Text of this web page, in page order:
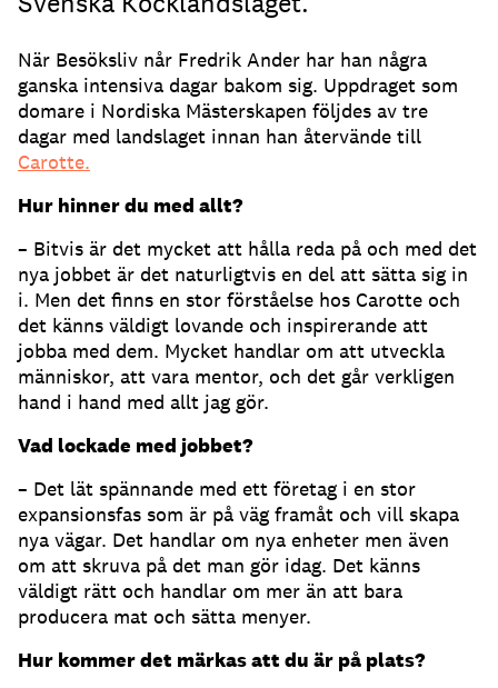
När Besöksliv når Fredrik Ander har han några
ganska intensiva dagar bakom sig. Uppdraget som
domare i Nordiska Mästerskapen följdes av tre
dagar med landslaget innan han återvände till
Carotte.
Hur hinner du med allt?
– Bitvis är det mycket att hålla reda på och med det
nya jobbet är det naturligtvis en del att sätta sig in
i. Men det finns en stor förståelse hos Carotte och
det känns väldigt lovande och inspirerande att
jobba med dem. Mycket handlar om att utveckla
människor, att vara mentor, och det går verkligen
hand i hand med allt jag gör.
Vad lockade med jobbet?
– Det lät spännande med ett företag i en stor
expansionsfas som är på väg framåt och vill skapa
nya vägar. Det handlar om nya enheter men även
om att skruva på det man gör idag. Det känns
väldigt rätt och handlar om mer än att bara
producera mat och sätta menyer.
Hur kommer det märkas att du är på plats?